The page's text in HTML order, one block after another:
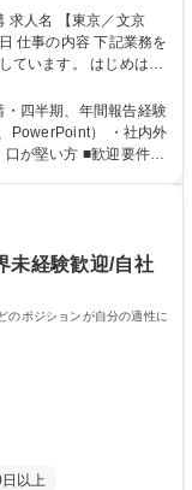
ています。 はじめは担
ダーやマネージャーポ
ルー
研修の企画、実行 ・勤
議員会、理事会） ・
・その他日常の総務
四半期、年間報告経験
PowerPoint） ・社内外
方 ■歓迎要件
未経験歓迎/自社
のポジションが自分の適性に
以上